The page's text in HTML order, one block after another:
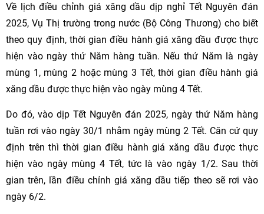
Về lịch điều chỉnh giá xăng dầu dịp nghỉ Tết Nguyên đán
2025, Vụ Thị trường trong nước (Bộ Công Thương) cho biết
theo quy định, thời gian điều hành giá xăng dầu được thực
hiện vào ngày thứ Năm hàng tuần. Nếu thứ Năm là ngày
mùng 1, mùng 2 hoặc mùng 3 Tết, thời gian điều hành giá
xăng dầu được thực hiện vào ngày mùng 4 Tết.
Do đó, vào dịp Tết Nguyên đán 2025, ngày thứ Năm hàng
tuần rơi vào ngày 30/1 nhằm ngày mùng 2 Tết. Căn cứ quy
định trên thì thời gian điều hành giá xăng dầu được thực
hiện vào ngày mùng 4 Tết, tức là vào ngày 1/2. Sau thời
gian trên, lần điều chỉnh giá xăng dầu tiếp theo sẽ rơi vào
ngày 6/2.